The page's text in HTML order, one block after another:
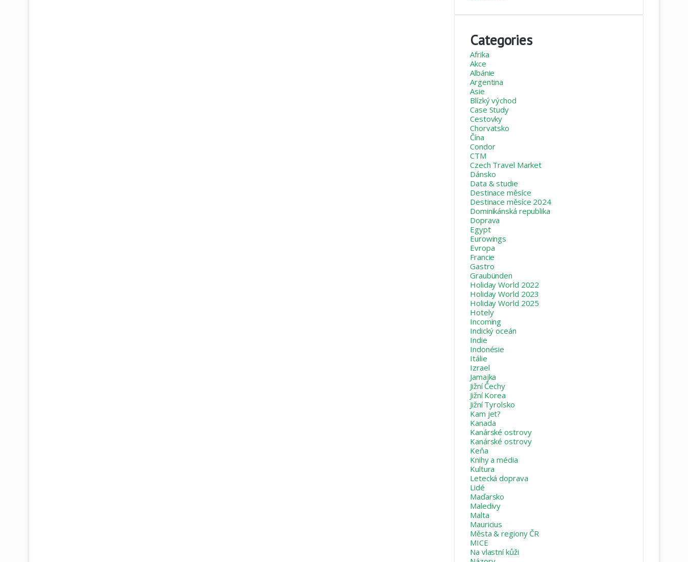
Categories
Afrika
Akce
Albánie
Argentina
Asie
Blízký východ
Case Study
Cestovky
Chorvatsko
Čína
Condor
CTM
Czech Travel Market
Dánsko
Data & studie
Destinace měsíce
Destinace měsíce 2024
Dominikánská republika
Doprava
Egypt
Eurowings
Evropa
Francie
Gastro
Graubünden
Holiday World 2022
Holiday World 2023
Holiday World 2025
Hotely
Incoming
Indický oceán
Indie
Indonésie
Itálie
Izrael
Jamajka
Jižní Čechy
Jižní Korea
Jižní Tyrolsko
Kam jet?
Kanada
Kanárské ostrovy
Kanárské ostrovy
Keňa
Knihy a média
Kultura
Letecká doprava
Lidé
Maďarsko
Maledivy
Malta
Mauricius
Města & regiony ČR
MICE
Na vlastní kůži